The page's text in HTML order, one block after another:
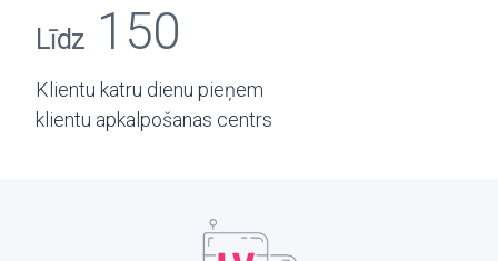
Līdz 150
Klientu katru dienu pieņem
klientu apkalpošanas centrs